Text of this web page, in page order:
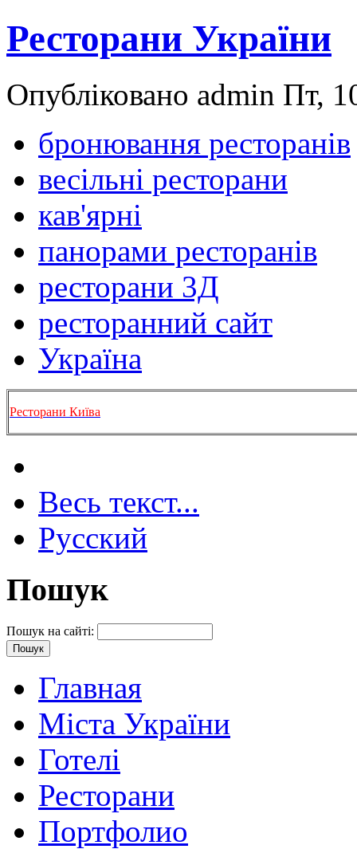
Ресторани України
Опубліковано admin Пт,
бронювання ресторанів
весільні ресторани
кав'ярні
панорами ресторанів
ресторани 3Д
ресторанний сайт
Україна
Ресторани Київа
Весь текст...
Русский
Пошук
Пошук на сайті:
Главная
Міста України
Готелі
Ресторани
Портфолио